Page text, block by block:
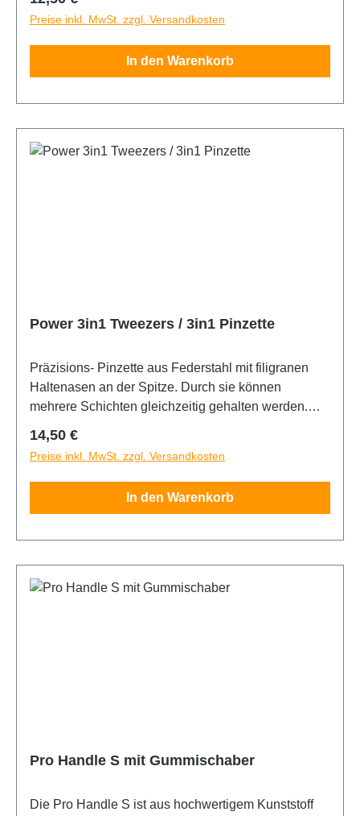
Entfernen von Fliesen und Klebstoffen, Wandfliesen
und -beschichtungen, Bodenbeschichtungen,
Teppichböden und Linoleum, Epoxiden, Farben,
Kunststoffen und Dachmaterialien.
Preise inkl. MwSt. zzgl. Versandkosten
In den Warenkorb
Power 3in1 Tweezers / 3in1 Pinzette
Präzisions- Pinzette aus Federstahl mit filigranen
Haltenasen an der Spitze. Durch sie können
mehrere Schichten gleichzeitig gehalten werden.
nicht jeder Folienrest aus der Pinzette entfernt
werden muss. Der geriffelte Griffbereich erleichtert
das Festhalten und verhindert ein Abrutschen der
Regulärer Preis:
14,50 €
Preise inkl. MwSt. zzgl. Versandkosten
In den Warenkorb
Pro Handle S mit Gummischaber
Die Pro Handle S ist aus hochwertigem Kunststoff